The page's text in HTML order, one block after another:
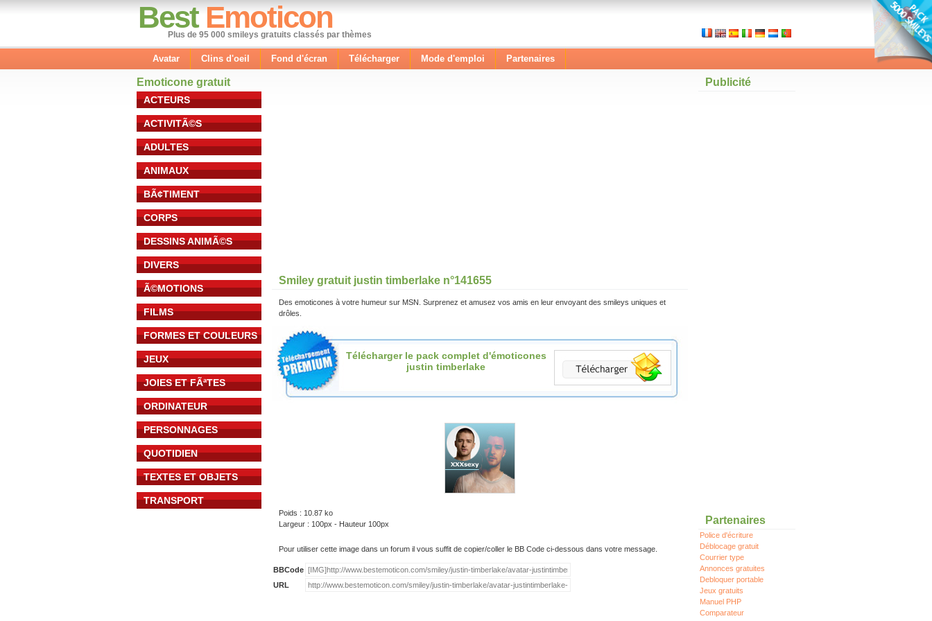
Best Emoticon
Plus de 95 000 smileys gratuits classés par thèmes
Avatar Clins d'oeil Fond d'écran Télécharger Mode d'emploi Partenaires
Emoticone gratuit
ACTEURS
ACTIVITÃ©S
ADULTES
ANIMAUX
BÃ¢TIMENT
CORPS
DESSINS ANIMÃ©S
DIVERS
Ã©MOTIONS
FILMS
FORMES ET COULEURS
JEUX
JOIES ET FÃªTES
ORDINATEUR
PERSONNAGES
QUOTIDIEN
TEXTES ET OBJETS
TRANSPORT
Smiley gratuit justin timberlake n°141655
Des emoticones à votre humeur sur MSN. Surprenez et amusez vos amis en leur envoyant des smileys uniques et
drôles.
Télécharger le pack complet d'émoticones
justin timberlake
Poids : 10.87 ko
Largeur : 100px - Hauteur 100px
Pour utiliser cette image dans un forum il vous suffit de copier/coller le BB Code ci-dessous dans votre message.
BBCode
URL
Publicité
Partenaires
Police d'écriture
Déblocage gratuit
Courrier type
Annonces gratuites
Debloquer portable
Jeux gratuits
Manuel PHP
Comparateur